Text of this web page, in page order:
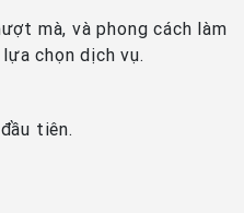
mà, và phong cách làm
chọn dịch vụ.
tiên.